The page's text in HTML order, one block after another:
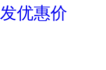
发优惠价